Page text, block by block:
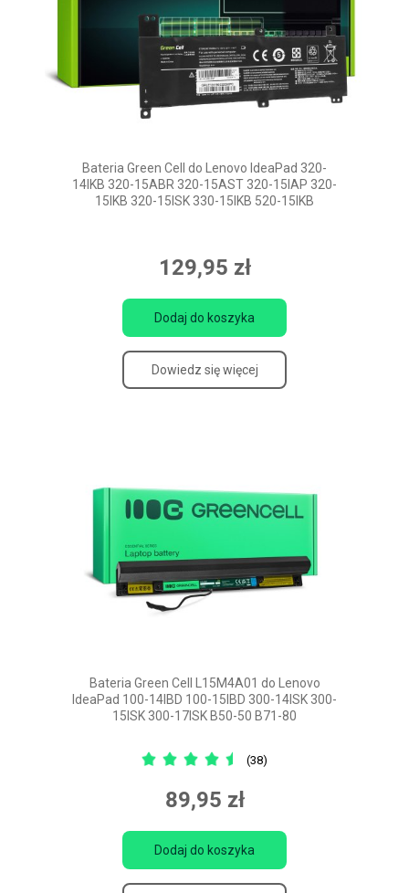
Bateria Green Cell do Lenovo IdeaPad 320-
14IKB 320-15ABR 320-15AST 320-15IAP 320-
15IKB 320-15ISK 330-15IKB 520-15IKB
129,95 zł
Dodaj do koszyka
Dowiedz się więcej
Bateria Green Cell L15M4A01 do Lenovo
IdeaPad 100-14IBD 100-15IBD 300-14ISK 300-
15ISK 300-17ISK B50-50 B71-80
(38)
89,95 zł
Dodaj do koszyka